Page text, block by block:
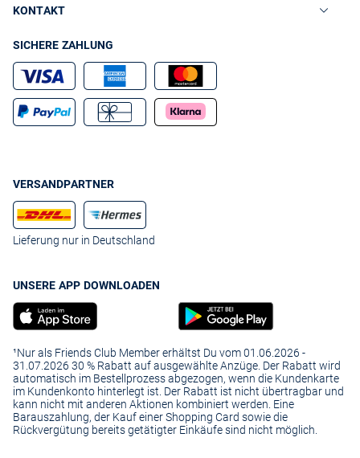
KONTAKT
SICHERE ZAHLUNG
VERSANDPARTNER
Lieferung nur in Deutschland
UNSERE APP DOWNLOADEN
¹Nur als Friends Club Member erhältst Du vom 01.06.2026 -
31.07.2026 30 % Rabatt auf ausgewählte Anzüge. Der Rabatt wird
automatisch im Bestellprozess abgezogen, wenn die Kundenkarte
im Kundenkonto hinterlegt ist. Der Rabatt ist nicht übertragbar und
kann nicht mit anderen Aktionen kombiniert werden. Eine
Barauszahlung, der Kauf einer Shopping Card sowie die
Rückvergütung bereits getätigter Einkäufe sind nicht möglich.